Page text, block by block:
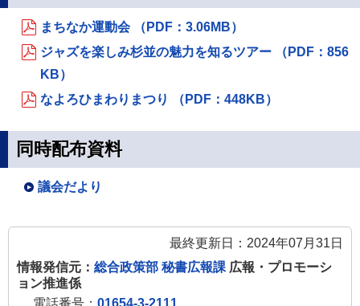
まちなか運動会 （PDF：3.06MB）
ジャズを楽しみ杉並の魅力を知るツアー （PDF：856
KB）
なよろひまわりまつり （PDF：448KB）
同時配布資料
議会だより
最終更新日：2024年07月31日
情報発信元： 総合政策部 秘書広報課 広報・プロモーシ
ョン推進係